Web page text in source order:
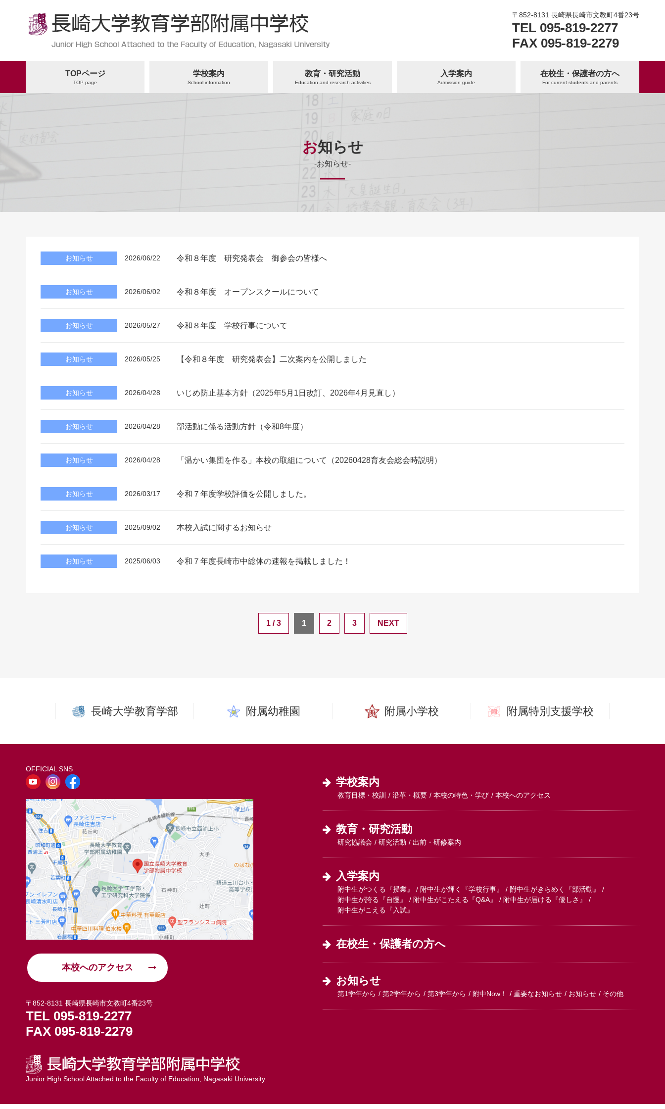
〒852-8131 長崎県長崎市文教町4番23号
TEL 095-819-2277
FAX 095-819-2279
TOPページ
TOP page
学校案内
School information
教育・研究活動
Education and research activities
入学案内
Admission guide
在校生・保護者の方へ
For current students and parents
お知らせ
-お知らせ-
お知らせ 2026/06/22 令和８年度 研究発表会 御参会の皆様へ
お知らせ 2026/06/02 令和８年度 オープンスクールについて
お知らせ 2026/05/27 令和８年度 学校行事について
お知らせ 2026/05/25 【令和８年度 研究発表会】二次案内を公開しました
お知らせ 2026/04/28 いじめ防止基本方針（2025年5月1日改訂、2026年4月見直し）
お知らせ 2026/04/28 部活動に係る活動方針（令和8年度）
お知らせ 2026/04/28 「温かい集団を作る」本校の取組について（20260428育友会総会時説明）
お知らせ 2026/03/17 令和７年度学校評価を公開しました。
お知らせ 2025/09/02 本校入試に関するお知らせ
お知らせ 2025/06/03 令和７年度長崎市中総体の速報を掲載しました！
1 / 3 1 2 3 NEXT
長崎大学教育学部 附属幼稚園 附属小学校 附属特別支援学校
学校案内
教育目標・校訓 沿革・概要 本校の特色・学び 本校へのアクセス
教育・研究活動
研究協議会 研究活動 出前・研修案内
入学案内
附中生がつくる『授業』 附中生が輝く『学校行事』
附中生がきらめく『部活動』
附中生が誇る『自慢』
附中生がこたえる『Q&A』
附中生が届ける『優しさ』
附中生がこえる『入試』
在校生・保護者の方へ
お知らせ
第1学年から 第2学年から 第3学年から 附中Now！ 重要なお知らせ お知らせ その他
OFFICIAL SNS
本校へのアクセス
〒852-8131 長崎県長崎市文教町4番23号
TEL 095-819-2277
FAX 095-819-2279
Junior High School Attached to the Faculty of Education, Nagasaki University